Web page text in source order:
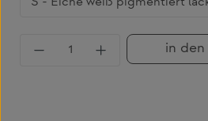
Produkt Anzahl: Gibin den